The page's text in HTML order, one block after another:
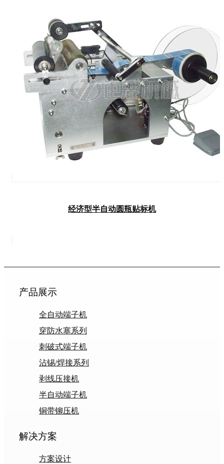
经济型半自动圆瓶贴标机
产品展示
全自动端子机
穿防水塞系列
刺破式端子机
沾锡/焊接系列
剥线压接机
半自动端子机
铜带铆压机
解决方案
方案设计